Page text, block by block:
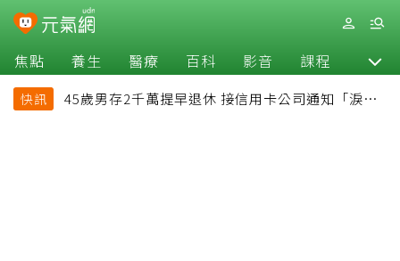
焦點 養生 醫療 百科 影音 課程 退休
快訊
45歲男存2千萬提早退休 接信用卡公司通知「淚回